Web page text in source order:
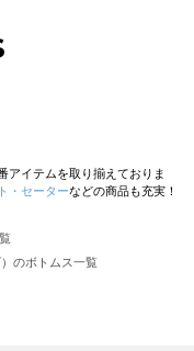
アイテムを取り揃えておりま
・セーターなどの商品も充実！
のボトムス一覧
スモス）のボトムス一覧